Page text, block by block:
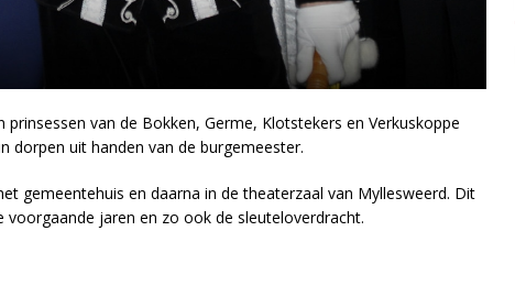
van de Bokken, Germe, Klotstekers en Verkuskoppe
dorpen uit handen van de burgemeester.
gemeentehuis en daarna in de theaterzaal van Myllesweerd. Dit
voorgaande jaren en zo ook de sleuteloverdracht.